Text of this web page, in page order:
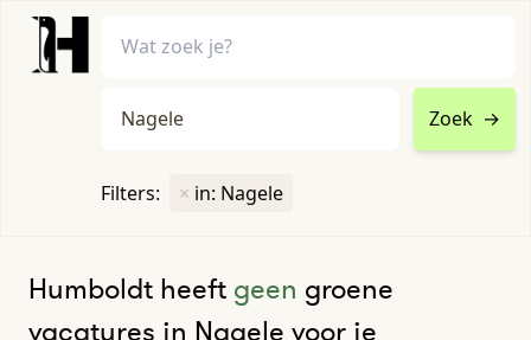
Zoek →
Filters: × in: Nagele
Humboldt heeft geen groene
vacatures in Nagele voor je